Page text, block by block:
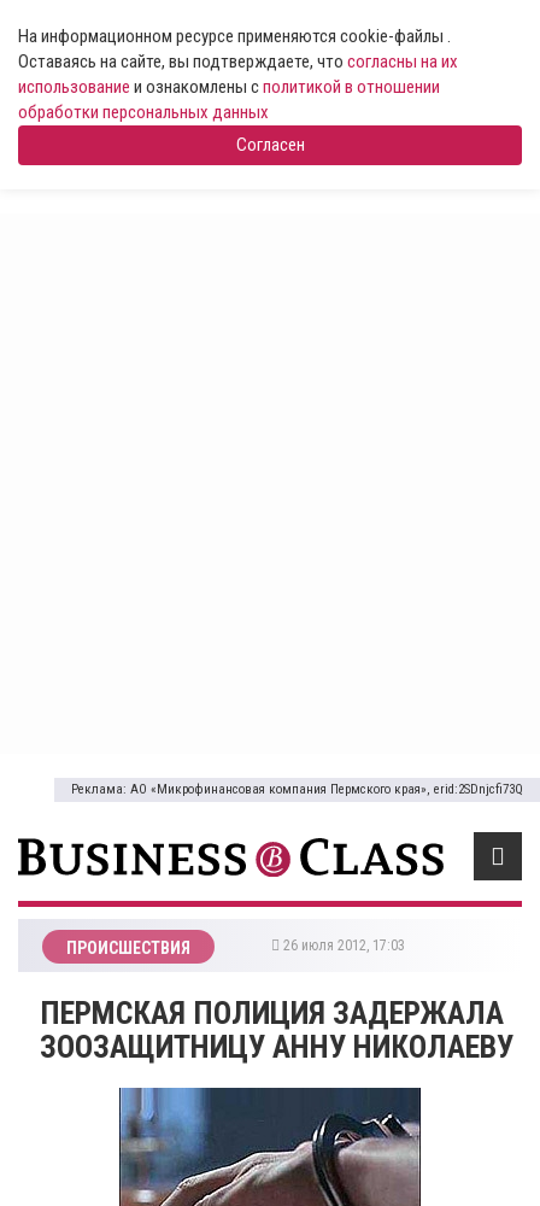
На информационном ресурсе применяются cookie-файлы .
Оставаясь на сайте, вы подтверждаете, что согласны на их
использование и ознакомлены сполитикой в отношении
обработки персональных данных
Согласен
Реклама: АО «Микрофинансовая компания Пермского края», erid:2SDnjcfi73Q
ПРОИСШЕСТВИЯ 26 июля 2012, 17:03
ПЕРМСКАЯ ПОЛИЦИЯ ЗАДЕРЖАЛА
ЗООЗАЩИТНИЦУ АННУ НИКОЛАЕВУ